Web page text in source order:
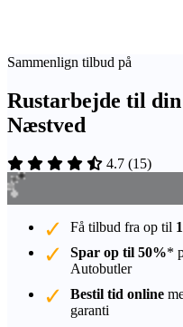
Sammenlign tilbud på
Rustarbejde til
Næstved
4.7 (15)
Få tilbud fra op til
Spar op til 50%*
Autobutler
Bestil tid online
garanti